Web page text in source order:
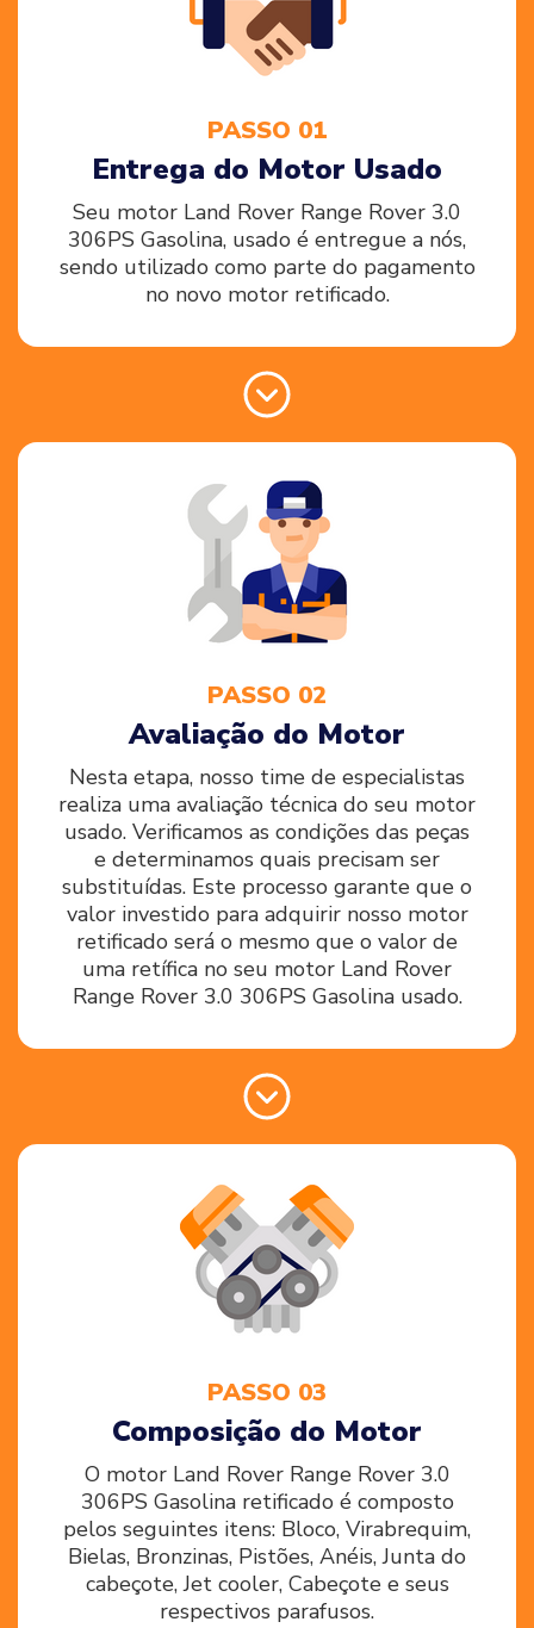
PASSO 01
Entrega do Motor Usado
Seu motor Land Rover Range Rover 3.0
306PS Gasolina, usado é entregue a nós,
sendo utilizado como parte do pagamento
no novo motor retificado.
PASSO 02
Avaliação do Motor
Nesta etapa, nosso time de especialistas
realiza uma avaliação técnica do seu motor
usado. Verificamos as condições das peças
e determinamos quais precisam ser
substituídas. Este processo garante que o
valor investido para adquirir nosso motor
retificado será o mesmo que o valor de
uma retífica no seu motor Land Rover
Range Rover 3.0 306PS Gasolina usado.
PASSO 03
Composição do Motor
O motor Land Rover Range Rover 3.0
306PS Gasolina retificado é composto
pelos seguintes itens: Bloco, Virabrequim,
Bielas, Bronzinas, Pistões, Anéis, Junta do
cabeçote, Jet cooler, Cabeçote e seus
respectivos parafusos.